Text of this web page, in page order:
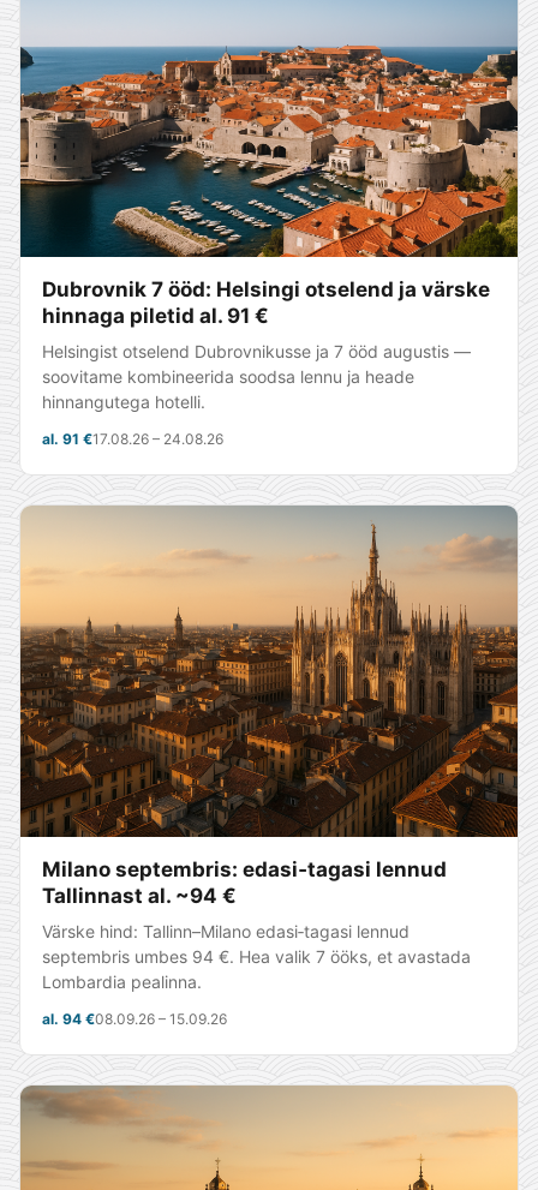
Dubrovnik 7 ööd: Helsingi otselend ja värske
hinnaga piletid al. 91 €
Helsingist otselend Dubrovnikusse ja 7 ööd augustis —
soovitame kombineerida soodsa lennu ja heade
hinnangutega hotelli.
al. 91 €17.08.26 – 24.08.26
Milano septembris: edasi‑tagasi lennud
Tallinnast al. ~94 €
Värske hind: Tallinn–Milano edasi‑tagasi lennud
septembris umbes 94 €. Hea valik 7 ööks, et avastada
Lombardia pealinna.
al. 94 €08.09.26 – 15.09.26